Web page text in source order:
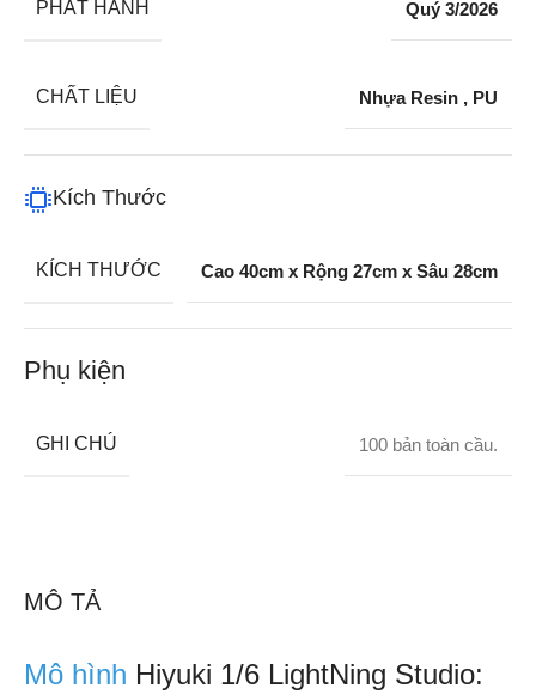
MÔ TẢ
Mô hình Hiyuki 1/6 LightNing Studio:
PHÁT HÀNH Quý 3/2026
CHẤT LIỆU Nhựa Resin , PU
Kích Thước
KÍCH THƯỚC Cao 40cm x Rộng 27cm x Sâu 28cm
Phụ kiện
GHI CHÚ 100 bản toàn cầu.